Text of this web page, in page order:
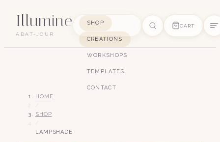
Illumine
ABAT-JOUR
SHOP
CREATIONS
WORKSHOPS
TEMPLATES
CONTACT
CART
HOME
SHOP
LAMPSHADE